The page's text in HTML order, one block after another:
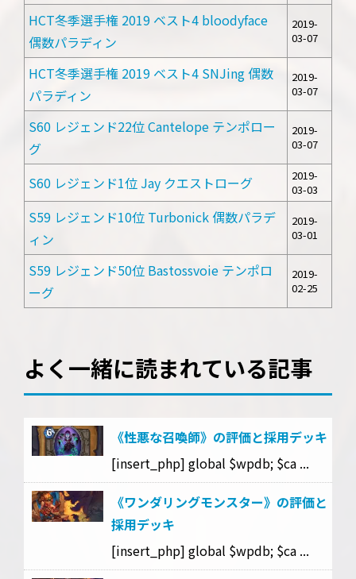
HCT冬季選手権 2019 ベスト4 bloodyface
偶数パラディン
2019-
03-07
HCT冬季選手権 2019 ベスト4 SNJing 偶数
パラディン
2019-
03-07
S60 レジェンド22位 Cantelope テンポロー
グ
2019-
03-07
S60 レジェンド1位 Jay クエストローグ
2019-
03-03
S59 レジェンド10位 Turbonick 偶数パラデ
ィン
2019-
03-01
S59 レジェンド50位 Bastossvoie テンポロ
ーグ
2019-
02-25
よく一緒に読まれている記事
《性悪な召喚師》の評価と採用デッキ
[insert_php] global $wpdb; $ca ...
《ワンダリングモンスター》の評価と
採用デッキ
[insert_php] global $wpdb; $ca ...